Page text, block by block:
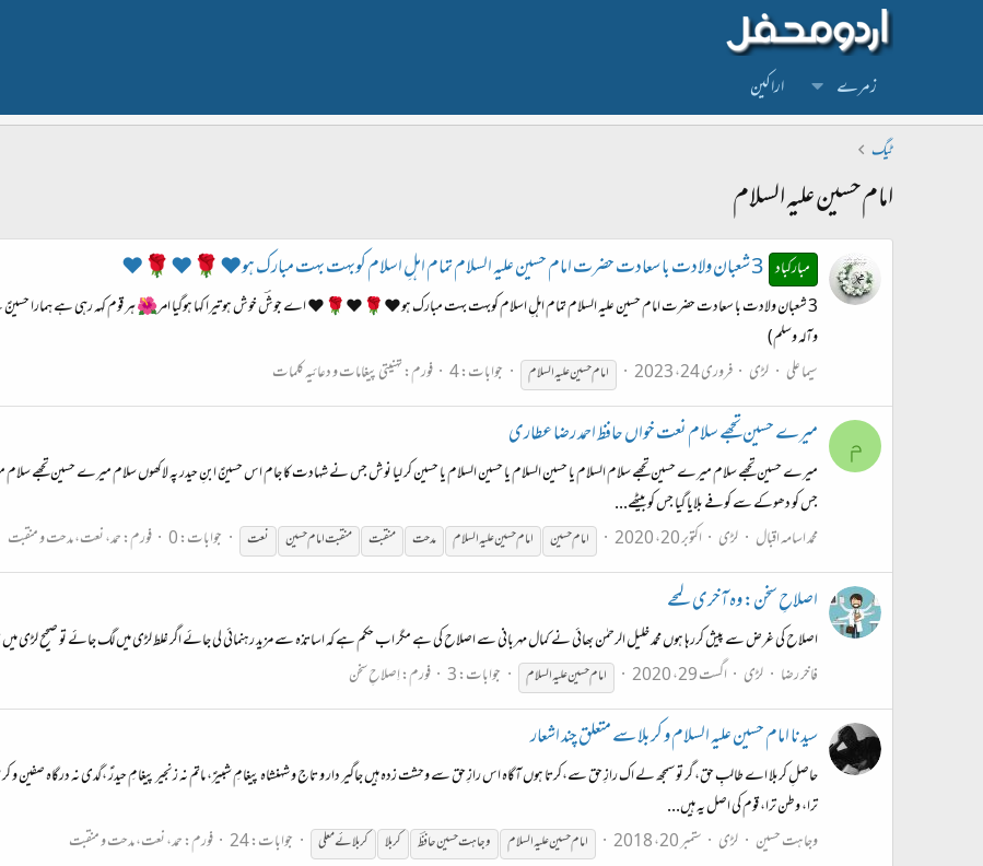
زمرے اراکین
ٹیگ
امام حسین علیہ السلام
مبارکباد 3 شعبان ولادت با سعادت حضرت امام حسین علیہ السلام تمام اہلِ اسلام کوبہت بہت مبارک ہو♥️🌹❤️🌹❤️
3 شعبان ولادت با سعادت حضرت امام حسین علیہ السلام تمام اہلِ اسلام کوبہت بہت مبارک ہو♥️🌹❤️🌹❤️ اے جوشؔ خوش ہو تیرا کہا ہوگیا امر🌺 ‏ہر قوم کہہ رہی ہے ہمارا حسینؑ
وآلہ وسلم)
سیما علی لڑی فروری 24، 2023 امامحسینعلیہالسلام جوابات: 4 فورم:تہنیتی پیغامات و دعائیہ کلمات
م میرے حسین تجھے سلام نعت خواں حافظ احمد رضا عطاری
میرے حسین تجھے سلام میرے حسین تجھے سلام السلام یا حسین السلام یا حسین السلام یا حسین کر لیا نوش جس نے شہادت کا جام اس حسینؑ ابنِ حیدر پہ لاکھوں سلام میرے حسین تجھے سلام
جس کو دھوکے سے کوفے بلایا گیا جس کو بیٹھے...
محمد اسامہ اقبال
لڑی اکتوبر 20، 2020 امامحسین امامحسینعلیہالسلام مدحت منقبت منقبتامامحسین نعت جوابات: 0 فورم:حمد، نعت، مدحت و منقبت
اصلاحِ سخن: وہ آخری لمحے
اصلاح کی غرض سے پیش کررہا ہوں محمد خلیل الرحمٰن بھائی نے کمال مہربانی سے اصلاح کی ہے مگر اب حکم ہے کہ اساتذہ سے مزید رہنمائی لی جائے اگر غلط لڑی میں لگ جائے تو صحیح لڑی میں
فاخر رضا
لڑی اگست 29، 2020 امامحسینعلیہالسلام جوابات: 3 فورم:اِصلاحِ سخن
سیدنا امام حسین علیہ السلام و کربلا سے متعلق چند اشعار
حاصلِ کربلا اے طالبِ حق، گر تو سمجھ لے اک رازِ حق سے،کرتا ہوں آگاہ اس رازِ حق سے وحشت زدہ ہیں جاگیر دار و تاج و شہنشاہ پیغامِ شبیرؑ، ماتم نہ زنجیر پیغامِ حیدرؑ ،گدی نہ درگاہ
ترا، وطن ترا، قوم کی اصل یہ ہیں...
وجاہت حسین
لڑی ستمبر 20، 2018 امامحسینعلیہالسلام وجاہتحسینحافظؔ کربلا کربلائے معلی جوابات: 24 فورم:حمد، نعت، مدحت و منقبت